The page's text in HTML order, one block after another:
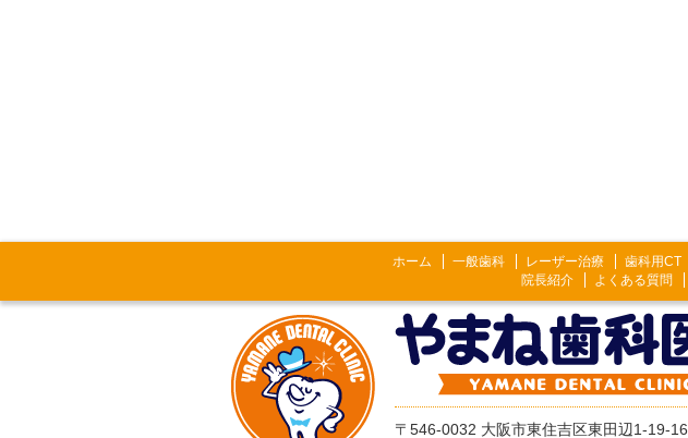
ホーム 一般歯科 レーザー治療 歯科用CT
院長紹介
よくある質問
〒546-0032 大阪市東住吉区東田辺1-19-16